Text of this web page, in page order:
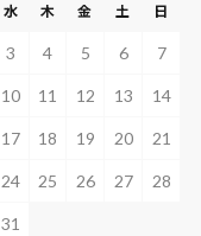
水 木 金 土 日
3 4 5 6 7
10 11 12 13 14
17 18 19 20 21
24 25 26 27 28
31